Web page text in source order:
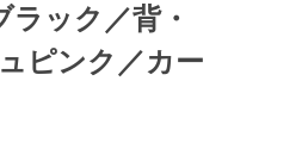
ック／背・
ピンク／カー